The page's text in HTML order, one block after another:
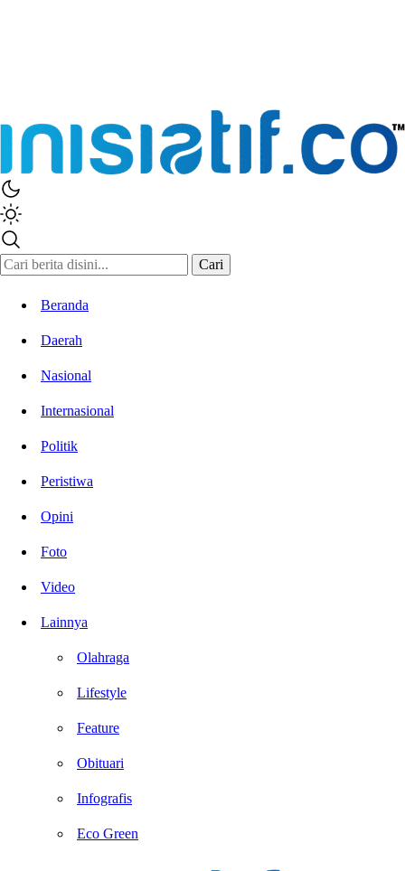
Inisiatif.co
Stay Connected Stay Informed
Cari
Beranda
Daerah
Nasional
Internasional
Politik
Peristiwa
Opini
Foto
Video
Lainnya
Olahraga
Lifestyle
Feature
Obituari
Infografis
Eco Green